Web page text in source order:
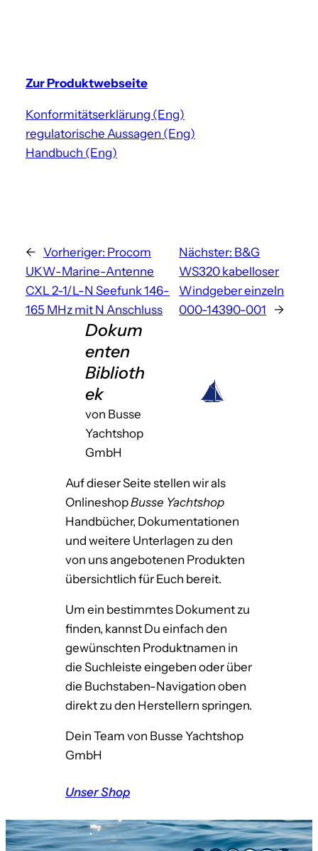
Zur Produktwebseite
Konformitätserklärung (Eng)
regulatorische Aussagen (Eng)
Handbuch (Eng)
← Vorheriger: Procom
UKW-Marine-Antenne
CXL 2-1/L-N Seefunk 146-
165 MHz mit N Anschluss
Nächster: B&G
WS320 kabelloser
Windgeber einzeln
000-14390-001
→
Dokum
enten
Biblioth
ek
von Busse
Yachtshop
GmbH
Auf dieser Seite stellen wir als
OnlineshopBusse Yachtshop
Handbücher, Dokumentationen
und weitere Unterlagen zu den
von uns angebotenen Produkten
übersichtlich für Euch bereit.
Um ein bestimmtes Dokument zu
finden, kannst Du einfach den
gewünschten Produktnamen in
die Suchleiste eingeben oder über
die Buchstaben-Navigation oben
direkt zu den Herstellern springen.
Dein Team von Busse Yachtshop
GmbH
Unser Shop